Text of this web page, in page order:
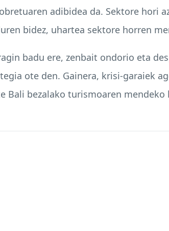
adibidea da. Sektore hori
bidez, uhartea sektore horren
badu ere, zenbait ondorio eta
ote den. Gainera, krisi-garaiek
bezalako turismoaren mendeko